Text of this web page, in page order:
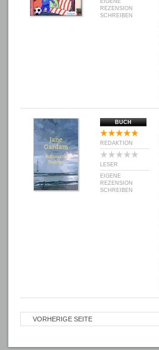
EIGENE
REZENSION
SCHREIBEN
BUCH
REDAKTION
LESER
EIGENE
REZENSION
SCHREIBEN
VORHERIGE SEITE